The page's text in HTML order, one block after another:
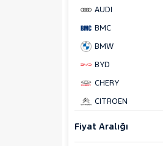
AUDI
BMC
BMW
BYD
CHERY
CITROEN
Fiyat Aralığı